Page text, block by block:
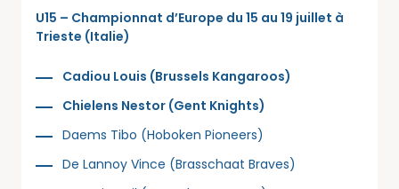
U15 – Championnat d’Europe du 15 au 19 juillet à
Trieste (Italie)
Cadiou Louis (Brussels Kangaroos)
Chielens Nestor (Gent Knights)
Daems Tibo (Hoboken Pioneers)
De Lannoy Vince (Brasschaat Braves)